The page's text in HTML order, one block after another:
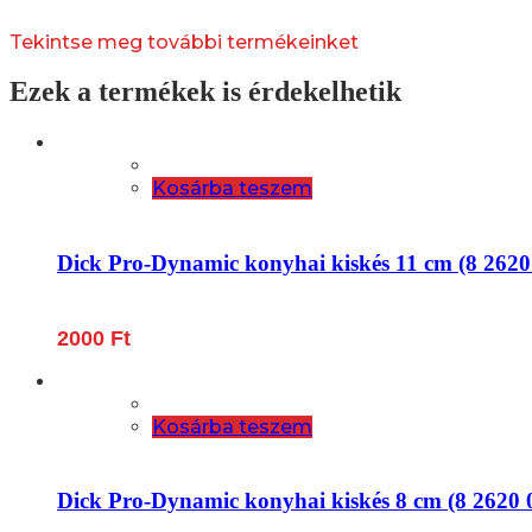
Tekintse meg további termékeinket
Ezek a termékek is érdekelhetik
Kosárba teszem
Dick Pro-Dynamic konyhai kiskés 11 cm (8
2000 Ft
Kosárba teszem
Dick Pro-Dynamic konyhai kiskés 8 cm (8 2620